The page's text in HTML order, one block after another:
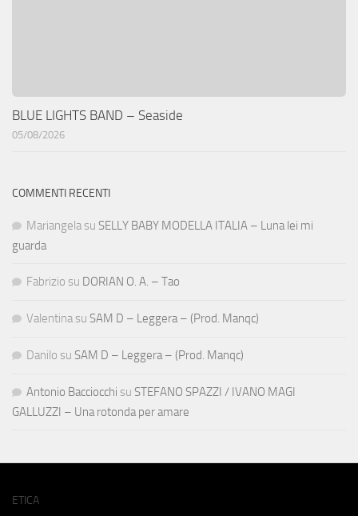
BLUE LIGHTS BAND – Seaside
05/08/2026
COMMENTI RECENTI
Mariangela su SELLY BABY MODELLA ITALIA – Luna lei mi
guarda
Fabrizio su DORIAN O. A. – Tao
Valentina su SAM D – Leggera – (Prod. Manqc)
Danilo su SAM D – Leggera – (Prod. Manqc)
Antonio Bacciocchi su STEFANO SPAZZI / IVANO MAGI
GALLUZZI – Una rotonda per amare
ETICA